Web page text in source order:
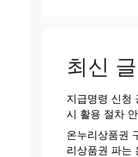
최신 글
지급명령 신청
시 활용 절차
온누리상품권
리상품권 파는